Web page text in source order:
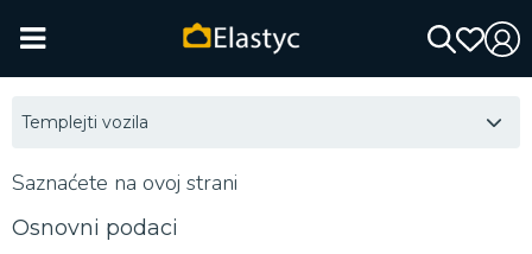
Templejti vozila
Saznaćete na ovoj strani
Osnovni podaci